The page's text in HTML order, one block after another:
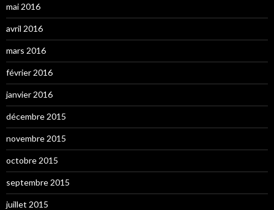
mai 2016
avril 2016
mars 2016
février 2016
janvier 2016
décembre 2015
novembre 2015
octobre 2015
septembre 2015
juillet 2015